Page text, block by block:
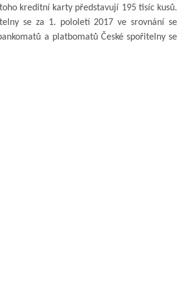
kreditní karty představují 195 tisíc kusů.
se za 1. pololetí 2017 ve srovnání se
a platbomatů České spořitelny se